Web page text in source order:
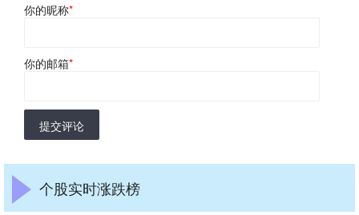
你的昵称*
你的邮箱*
提交评论
个股实时涨跌榜